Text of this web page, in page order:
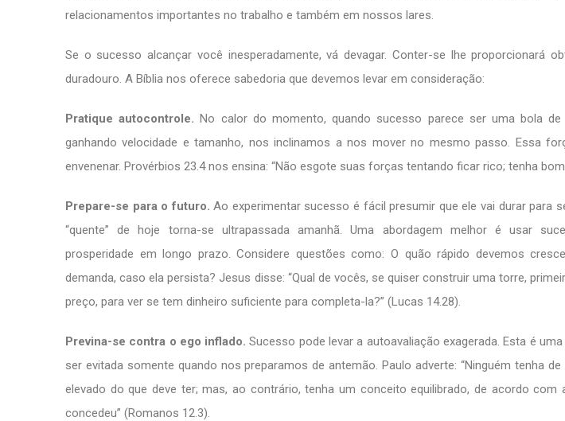
relacionamentos importantes no trabalho e também em nossos lares.
Se o sucesso alcançar você inesperadamente, vá devagar. Conter-se lhe proporcionará
duradouro. A Bíblia nos oferece sabedoria que devemos levar em consideração:
Pratique autocontrole. No calor do momento, quando sucesso parece ser uma bola de
ganhando velocidade e tamanho, nos inclinamos a nos mover no mesmo passo. Essa
envenenar. Provérbios 23.4 nos ensina: “Não esgote suas forças tentando ficar rico; tenha
Prepare-se para o futuro. Ao experimentar sucesso é fácil presumir que ele vai durar para
“quente” de hoje torna-se ultrapassada amanhã. Uma abordagem melhor é usar
prosperidade em longo prazo. Considere questões como: O quão rápido devemos
demanda, caso ela persista? Jesus disse: “Qual de vocês, se quiser construir uma torre,
preço, para ver se tem dinheiro suficiente para completa-la?” (Lucas 14.28).
Previna-se contra o ego inflado. Sucesso pode levar a autoavaliação exagerada. Esta é
ser evitada somente quando nos preparamos de antemão. Paulo adverte: “Ninguém tenha
elevado do que deve ter; mas, ao contrário, tenha um conceito equilibrado, de acordo com
concedeu” (Romanos 12.3).